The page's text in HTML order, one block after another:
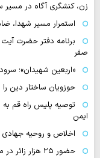
زن، کنشگری آگاه در
استمرار مسیر شهدا،
برنامه دفتر حضرت آیت
صفر
«اربعین شهیدان»؛
حوزویان ساختار دین
توصیه پلیس راه قم به
ایمن
اخلاص و روحیه
حضور ۲۵ هزار زائر در مراسم جاماندگان اربعین حسینی در کربلای ایران